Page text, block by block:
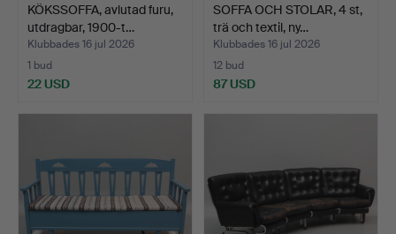
KÖKSSOFFA, avlutad furu,
utdragbar, 1900-t…
Klubbades 16 jul 2026
1 bud
22 USD
SOFFA OCH STOLAR, 4 st,
trä och textil, ny…
Klubbades 16 jul 2026
12 bud
87 USD